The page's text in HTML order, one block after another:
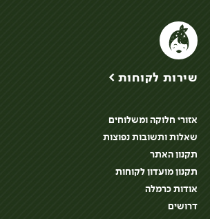
שירות לקוחות >
אזורי חלוקה ומשלוחים
שאלות ותשובות נפוצות
תקנון האתר
תקנון מועדון לקוחות
אודות כרמלה
דרושים